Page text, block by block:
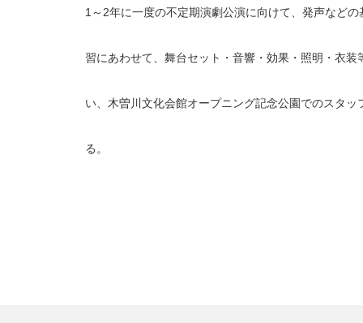
1～2年に一度の不定期演劇公演に向けて、発声など
習にあわせて、舞台セット・音響・効果・照明・衣
い、木曽川文化会館オープニング記念公園でのスタ
る。